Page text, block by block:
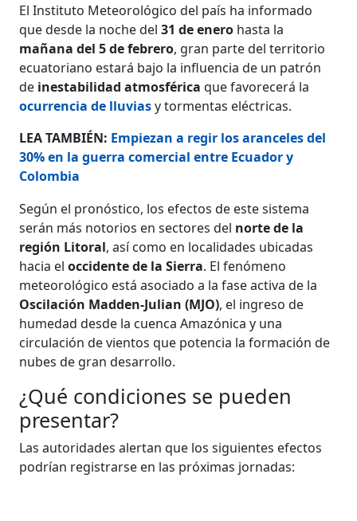
El Instituto Meteorológico del país ha informado
que desde la noche del31 de enero hasta la
mañana del 5 de febrero, gran parte del territorio
ecuatoriano estará bajo la influencia de un patrón
de inestabilidad atmosférica que favorecerá la
ocurrencia de lluviasy tormentas eléctricas.
LEA TAMBIÉN: Empiezan a regir los aranceles del
30% en la guerra comercial entre Ecuador y
Colombia
Según el pronóstico, los efectos de este sistema
serán más notorios en sectores del norte de la
región Litoral, así como en localidades ubicadas
hacia eloccidente de la Sierra. El fenómeno
meteorológico está asociado a la fase activa de la
Oscilación Madden-Julian (MJO), el ingreso de
humedad desde la cuenca Amazónica y una
circulación de vientos que potencia la formación de
nubes de gran desarrollo.
¿Qué condiciones se pueden
presentar?
Las autoridades alertan que los siguientes efectos
podrían registrarse en las próximas jornadas: